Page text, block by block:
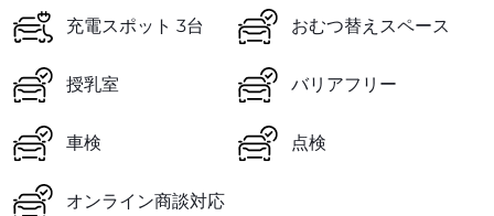
充電スポット 3台 おむつ替えスペース
授乳室 バリアフリー
車検 点検
オンライン商談対応